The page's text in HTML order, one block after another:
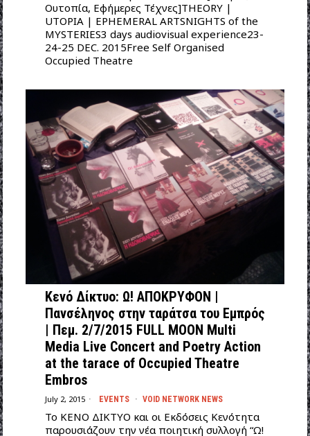
Ουτοπία, Εφήμερες Τέχνες]THEORY |
UTOPIA | EPHEMERAL ARTSΝΙGHTS of the
MYSTERIES3 days audiovisual experience23-
24-25 DEC. 2015Free Self Organised
Occupied Theatre
Κενό Δίκτυο: Ω! ΑΠΟΚΡΥΦΟΝ |
Πανσέληνος στην ταράτσα του Εμπρός
| Πεμ. 2/7/2015 FULL MOON Μulti
Media Live Concert and Poetry Action
at the tarace of Occupied Theatre
Embros
July 2, 2015 EVENTS · VOID NETWORK NEWS
Το ΚΕΝΟ ΔΙΚΤΥΟ και οι Εκδόσεις Κενότητα
παρουσιάζουν την νέα ποιητική συλλογή “Ω!